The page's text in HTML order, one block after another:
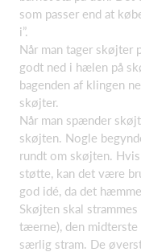
som passer end at
i”.
Når man tager skøjter
godt ned i hælen på
bagenden af klingen
skøjter.
Når man spænder
skøjten. Nogle
rundt om skøjten.
støtte, kan det være
god idé, da det
Skøjten skal
tæerne), den
særlig stram. De